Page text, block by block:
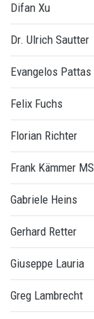
Difan Xu
Dr. Ulrich Sautter
Evangelos Pattas
Felix Fuchs
Florian Richter
Frank Kämmer MS
Gabriele Heins
Gerhard Retter
Giuseppe Lauria
Greg Lambrecht